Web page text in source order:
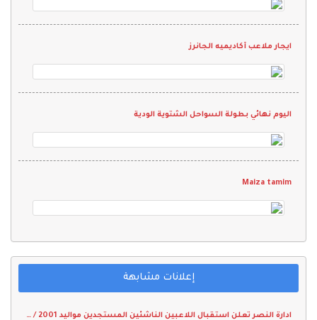
ايجار ملاعب أكاديميه الجانرز
اليوم نهائي بطولة السواحل الشتوية الودية
Maiza tamim
إعلانات مشابهة
ادارة النصر تعلن استقبال اللاعبين الناشئين المستجدين مواليد 2001 / 2002 م